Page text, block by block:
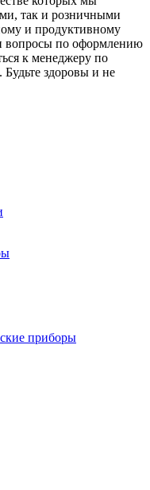
так и розничными
и продуктивному
вопросы по оформлению
к менеджеру по
Будьте здоровы и не
приборы